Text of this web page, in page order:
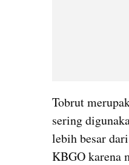
Tobrut
sering
lebih besar
KBGO karena